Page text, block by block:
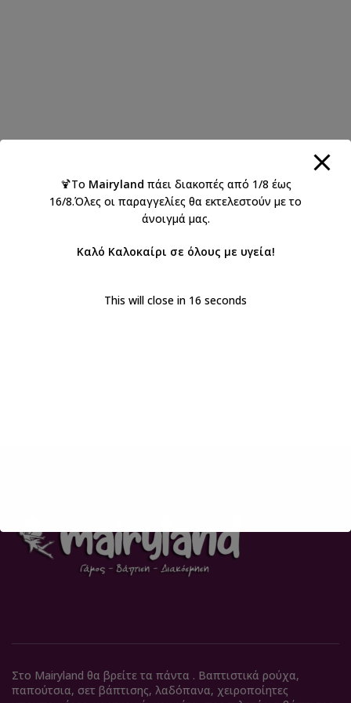
Στο Mairyland θα βρείτε τα πάντα . Βαπτιστικά ρούχα,
παπούτσια, σετ βάπτισης, λαδόπανα, χειροποίητες
🍹Το Mairyland πάει διακοπές από 1/8 έως
16/8.Όλες οι παραγγελίες θα εκτελεστούν με το
άνοιγμά μας.
Καλό Καλοκαίρι σε όλους με υγεία!
This will close in 16 seconds